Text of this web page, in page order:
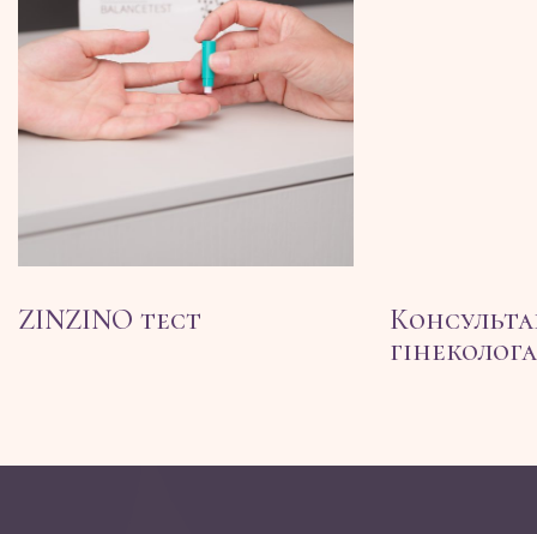
ZINZINO тест
гінеколога